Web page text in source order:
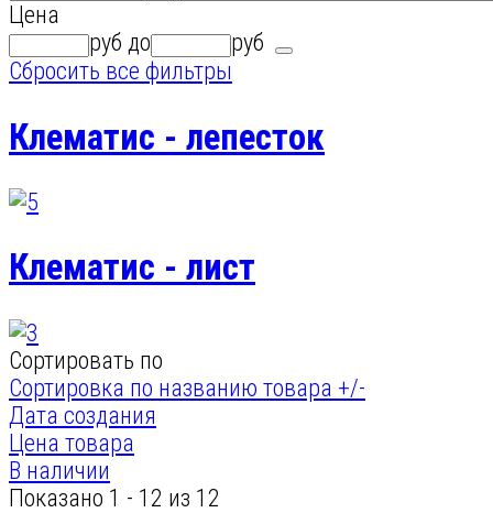
Цена
руб до
руб
Сбросить все фильтры
Клематис - лепесток
Клематис - лист
Сортировать по
Сортировка по названию товара +/-
Дата создания
Цена товара
В наличии
Показано 1 - 12 из 12